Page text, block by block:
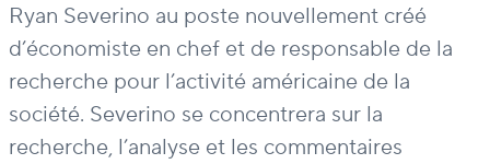
Ryan Severino au poste nouvellement créé
d’économiste en chef et de responsable de la
recherche pour l’activité américaine de la
société. Severino se concentrera sur la
recherche, l’analyse et les commentaires